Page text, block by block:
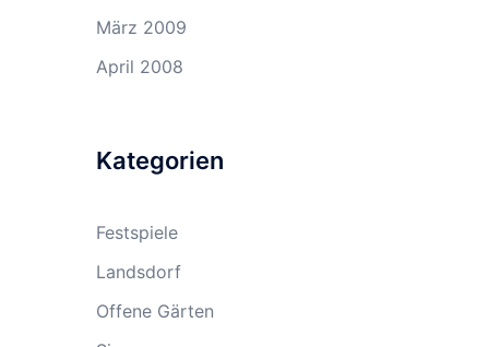
März 2009
April 2008
Kategorien
Festspiele
Landsdorf
Offene Gärten